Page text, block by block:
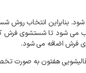
شود. بنابراین انتخاب روش
می شود تا شستشوی فرش
فرش اضافه می شود.
هفتون به صورت